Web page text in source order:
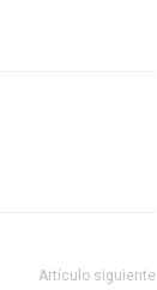
Artículo siguiente